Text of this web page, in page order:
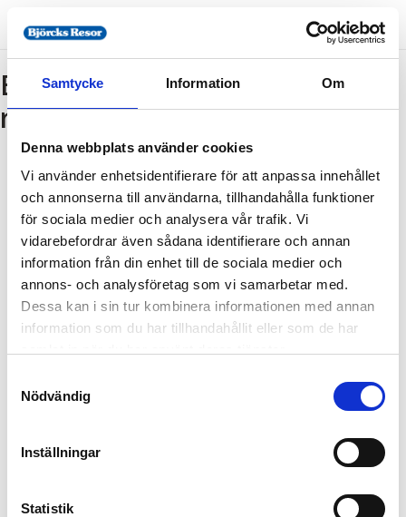
Samtycke Information Om
Denna webbplats använder cookies
Vi använder enhetsidentifierare för att anpassa innehållet
och annonserna till användarna, tillhandahålla funktioner
för sociala medier och analysera vår trafik. Vi
vidarebefordrar även sådana identifierare och annan
information från din enhet till de sociala medier och
annons- och analysföretag som vi samarbetar med.
Dessa kan i sin tur kombinera informationen med annan
information som du har tillhandahållit eller som de har
Nödvändig
Inställningar
Statistik
Bokning - Tillbaka till
resebeskrivningen
Tillbaka till resebeskrivningen
1. Antal resenärer och rum
2. Personupplysningar
3. Betalning
Fel